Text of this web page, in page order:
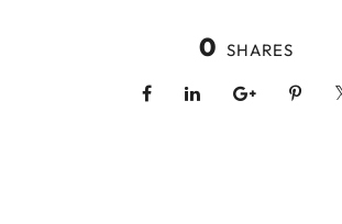
0 SHARES